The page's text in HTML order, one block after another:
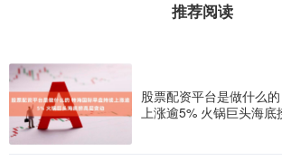
推荐阅读
股票配资平台是做什么
上涨逾5% 火锅巨头海底